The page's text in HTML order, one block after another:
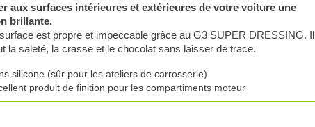
aux surfaces intérieures et extérieures de votre voiture une
brillante.
est propre et impeccable grâce au G3 SUPER DRESSING. Il
la saleté, la crasse et le chocolat sans laisser de trace.
silicone (sûr pour les ateliers de carrosserie)
produit de finition pour les compartiments moteur